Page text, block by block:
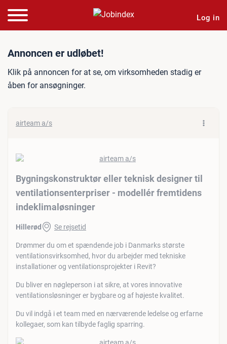
Log in
Jobannonce:
Annoncen er udløbet!
Klik på annoncen for at se, om virksomheden stadig er
åben for ansøgninger.
airteam a/s
Bygningskonstruktør eller teknisk designer til
ventilationsenterpriser - modellér fremtidens
indeklimaløsninger
Hillerød Se rejsetid
Drømmer du om et spændende job i Danmarks største
ventilationsvirksomhed, hvor du arbejder med tekniske
installationer og ventilationsprojekter i Revit?
Du bliver en nøgleperson i at sikre, at vores innovative
ventilationsløsninger er bygbare og af højeste kvalitet.
Du vil indgå i et team med en nærværende ledelse og erfarne
kollegaer, som kan tilbyde faglig sparring.